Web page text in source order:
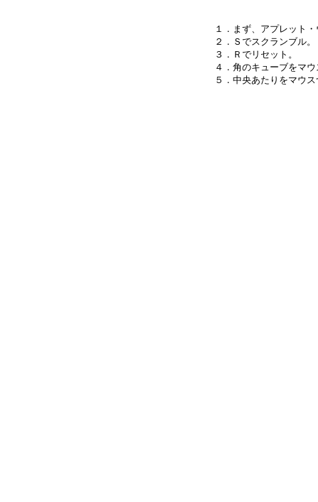
１．まず、アプレット
２．Ｓでスクランブル。
３．Ｒでリセット。
４．角のキューブをマ